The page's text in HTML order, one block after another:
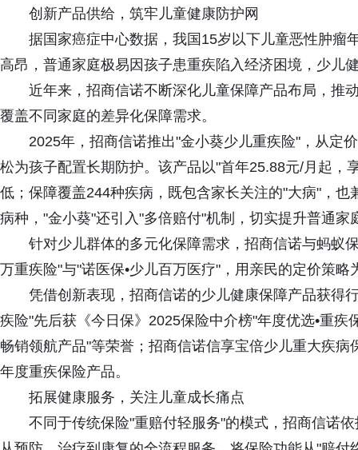
创新产品供给，筑牢儿童健康防护网
据国家癌症中心数据，我国15岁以下儿童恶性肿瘤
高昂，普通家庭极易因孩子患重疾陷入经济困境，少儿
近年来，招商信诺不断深化儿童保障产品布局，推
覆盖不同家庭的差异化保障需求。
2025年，招商信诺推出"金小葵少儿重疾险"，从定
松为孩子配置长期防护。该产品以"首年25.88元/月起，
低；保障覆盖244种疾病，既包含家长关注的"大病"，
病种，"金小葵"还引入"多倍赔付"机制，切实提升普通家
针对少儿群体的多元化保障需求，招商信诺与蚂
万重疾险"与"诺医保•少儿百万医疗"，用亲民的定价策
凭借创新表现，招商信诺的少儿健康保障产品获得
疾险"先后获《今日保》2025保险中介榜"年度优选•重
畅销领航产品"等荣誉；招商信诺信享宝倍少儿重大疾
年度重疾保险产品。
拓展健康服务，关注儿童成长痛点
不同于传统保险"重赔付轻服务"的模式，招商信诺